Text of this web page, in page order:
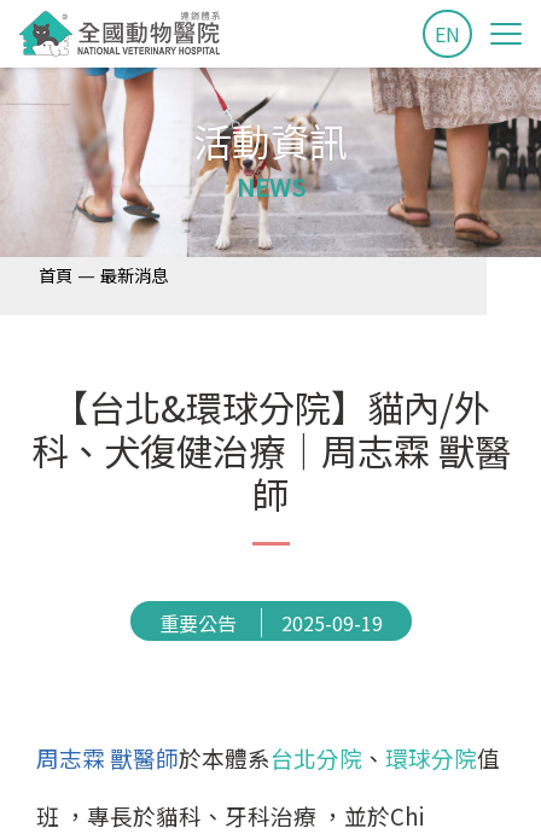
EN
活動資訊
NEWS
首頁 — 最新消息
【台北&環球分院】貓內/外
科、犬復健治療│周志霖 獸醫
師
重要公告 2025-09-19
周志霖 獸醫師於本體系台北分院 、 環球分院值
班 ，專長於貓科、牙科治療 ，並於Chi